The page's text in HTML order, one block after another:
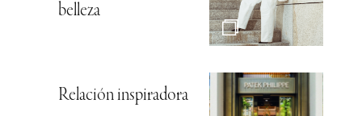
belleza
Relación inspiradora